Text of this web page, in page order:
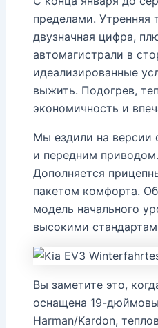
пределами. Утренняя
двузначная цифра,
автомагистрали в
идеализированные
выжить. Подогрев,
экономичность и
Мы ездили на версии
и передним
Дополняется
пакетом комфорта.
модель начального
высокими
Вы заметите это,
оснащена 19-
Harman/Kardon,